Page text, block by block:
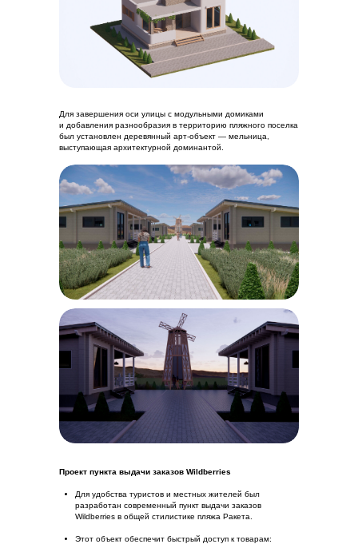
Для завершения оси улицы с модульными домиками
и добавления разнообразия в территорию пляжного поселка
был установлен деревянный арт-объект — мельница,
выступающая архитектурной доминантой.
Проект пункта выдачи заказов Wildberries
Для удобства туристов и местных жителей был
разработан современный пункт выдачи заказов
Wildberries в общей стилистике пляжа Ракета.
Этот объект обеспечит быстрый доступ к товарам: